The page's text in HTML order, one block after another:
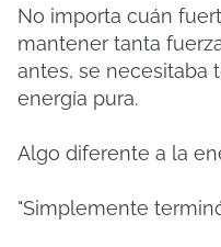
No importa cuán
mantener tanta
antes, se necesitaba
energía pura.
Algo diferente a la
"Simplemente